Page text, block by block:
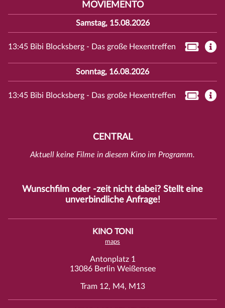
MOVIEMENTO
Samstag, 15.08.2026
13:45 Bibi Blocksberg - Das große Hexentreffen
Sonntag, 16.08.2026
13:45 Bibi Blocksberg - Das große Hexentreffen
CENTRAL
Aktuell keine Filme in diesem Kino im Programm.
Wunschfilm oder -zeit nicht dabei? Stellt eine
unverbindliche Anfrage!
KINO TONI
maps
Antonplatz 1
13086 Berlin Weißensee
Tram 12, M4, M13